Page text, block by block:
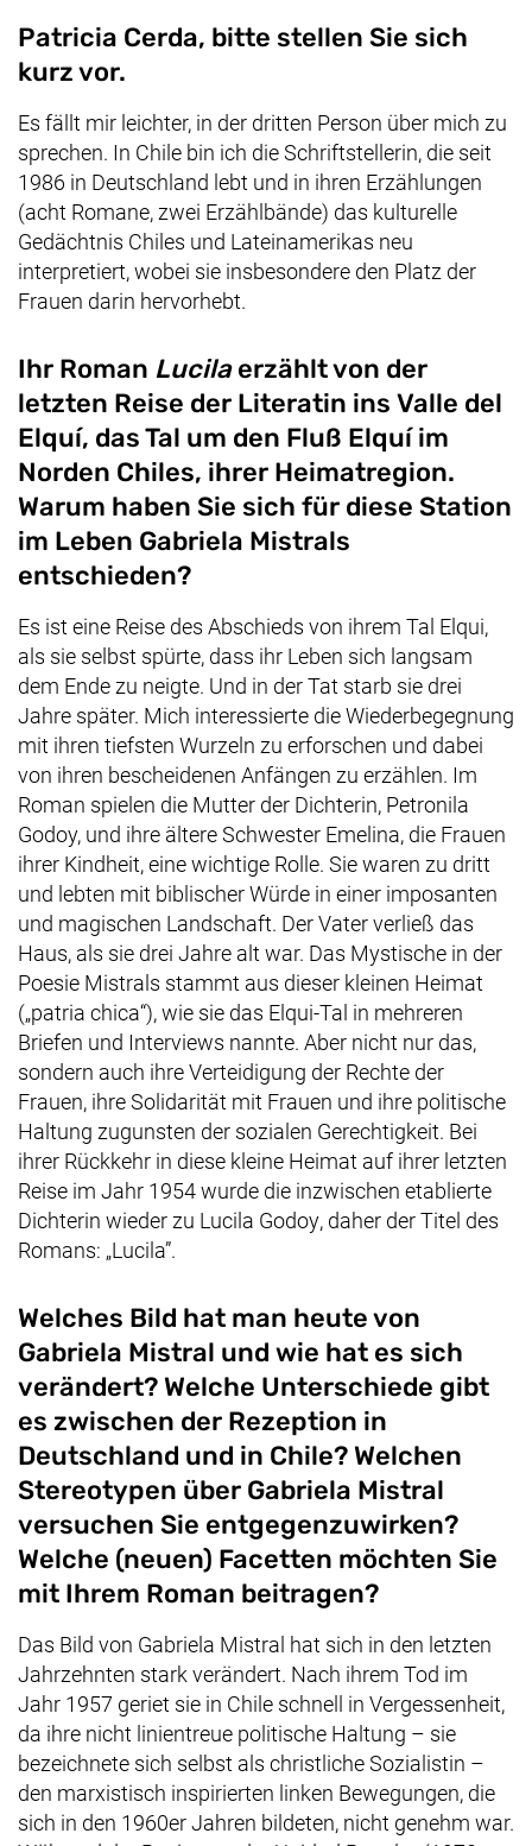
Patricia Cerda, bitte stellen Sie sich
kurz vor.
Es fällt mir leichter, in der dritten Person über mich zu
sprechen. In Chile bin ich die Schriftstellerin, die seit
1986 in Deutschland lebt und in ihren Erzählungen
(acht Romane, zwei Erzählbände) das kulturelle
Gedächtnis Chiles und Lateinamerikas neu
interpretiert, wobei sie insbesondere den Platz der
Frauen darin hervorhebt.
Ihr Roman Lucilaerzählt von der
letzten Reise der Literatin ins Valle del
Elquí, das Tal um den Fluß Elquíim
Norden Chiles, ihrer Heimatregion.
Warum haben Sie sich für diese Station
im Leben Gabriela Mistrals
entschieden?
Es ist eine Reise des Abschieds von ihrem Tal Elqui,
als sie selbst spürte, dass ihr Leben sich langsam
dem Ende zu neigte. Und in der Tat starb sie drei
Jahre später. Mich interessierte die Wiederbegegnung
mit ihren tiefsten Wurzeln zu erforschen und dabei
von ihren bescheidenen Anfängen zu erzählen. Im
Roman spielen die Mutter der Dichterin, Petronila
Godoy, und ihre ältere Schwester Emelina, die Frauen
ihrer Kindheit, eine wichtige Rolle. Sie waren zu dritt
und lebten mit biblischer Würde in einer imposanten
und magischen Landschaft. Der Vater verließ das
Haus, als sie drei Jahre alt war. Das Mystische in der
Poesie Mistrals stammt aus dieser kleinen Heimat
(„patria chica“), wie sie das Elqui-Tal in mehreren
Briefen und Interviews nannte. Aber nicht nur das,
sondern auch ihre Verteidigung der Rechte der
Frauen, ihre Solidarität mit Frauen und ihre politische
Haltung zugunsten der sozialen Gerechtigkeit. Bei
ihrer Rückkehr in diese kleine Heimat auf ihrer letzten
Reise im Jahr 1954 wurde die inzwischen etablierte
Dichterin wieder zu Lucila Godoy, daher der Titel des
Romans: „Lucila”.
Welches Bild hat man heute von
Gabriela Mistral und wie hat es sich
verändert? Welche Unterschiede gibt
es zwischen der Rezeption in
Deutschland und in Chile? Welchen
Stereotypen über Gabriela Mistral
versuchen Sie entgegenzuwirken?
Welche (neuen) Facetten möchten Sie
mit Ihrem Roman beitragen?
Das Bild von Gabriela Mistral hat sich in den letzten
Jahrzehnten stark verändert. Nach ihrem Tod im
Jahr 1957 geriet sie in Chile schnell in Vergessenheit,
da ihre nicht linientreue politische Haltung – sie
bezeichnete sich selbst als christliche Sozialistin –
den marxistisch inspirierten linken Bewegungen, die
sich in den 1960er Jahren bildeten, nicht genehm war.